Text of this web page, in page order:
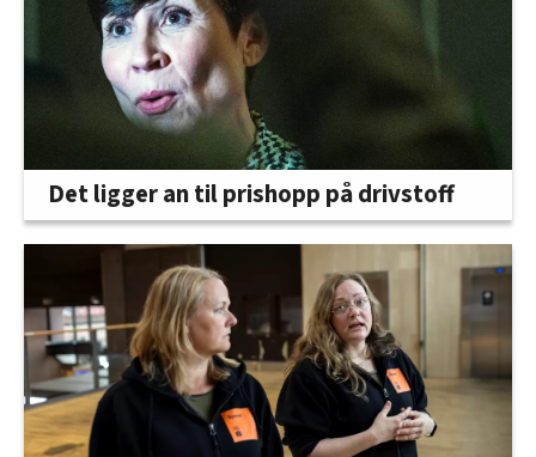
Det ligger an til prishopp på drivstoff